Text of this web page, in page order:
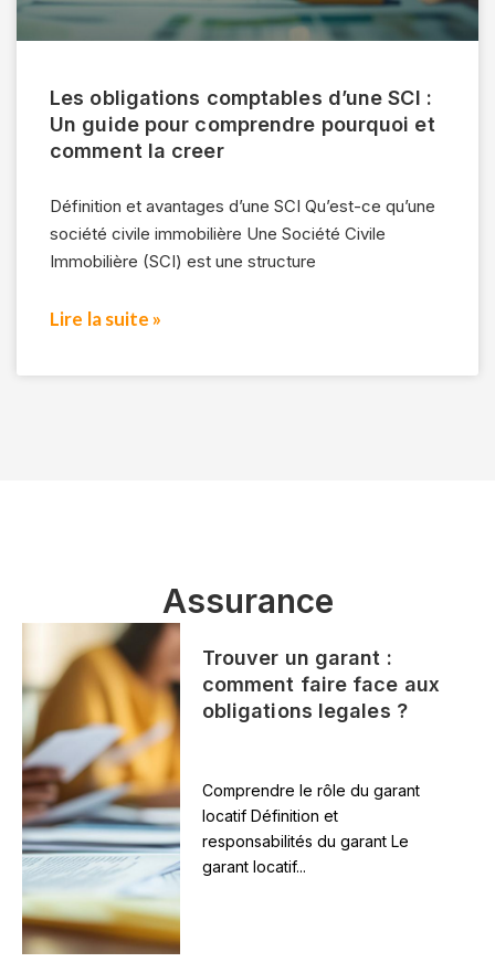
Les obligations comptables d’une SCI :
Un guide pour comprendre pourquoi et
comment la creer
Définition et avantages d’une SCI Qu’est-ce qu’une
société civile immobilière Une Société Civile
Immobilière (SCI) est une structure
Lire la suite »
Assurance
Trouver un garant :
comment faire face aux
obligations legales ?
Comprendre le rôle du garant
locatif Définition et
responsabilités du garant Le
garant locatif...